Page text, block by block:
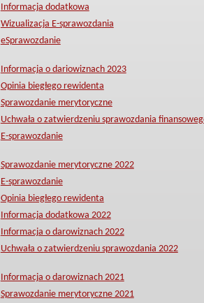
Informacja dodatkowa
Wizualizacja E-sprawozdania
eSprawozdanie
Informacja o dariowiznach 2023
Opinia biegłego rewidenta
Sprawozdanie merytoryczne
Uchwała o zatwierdzeniu sprawozdania
E-sprawozdanie
Sprawozdanie merytoryczne 2022
E-sprawozdanie
Opinia biegłego rewidenta
Informacja dodatkowa 2022
Informacja o darowiznach 2022
Uchwała o zatwierdzeniu sprawozdania 2022
Informacja o darowiznach 2021
Sprawozdanie merytoryczne 2021